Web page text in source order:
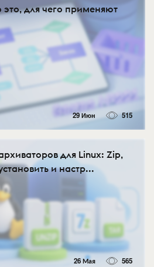
это, для чего применяют
29 Июн 515
для Linux: Zip,
и настр...
26 Мая 565